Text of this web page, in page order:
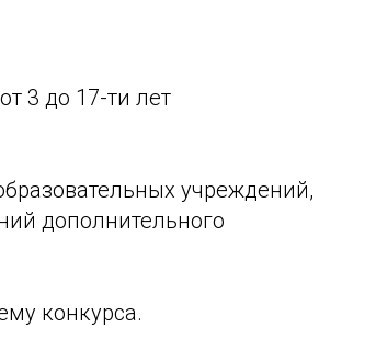
3 до 17-ти лет
учреждений,
дополнительного
конкурса.